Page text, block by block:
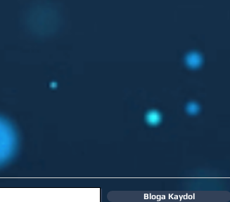
Bloga Kaydol